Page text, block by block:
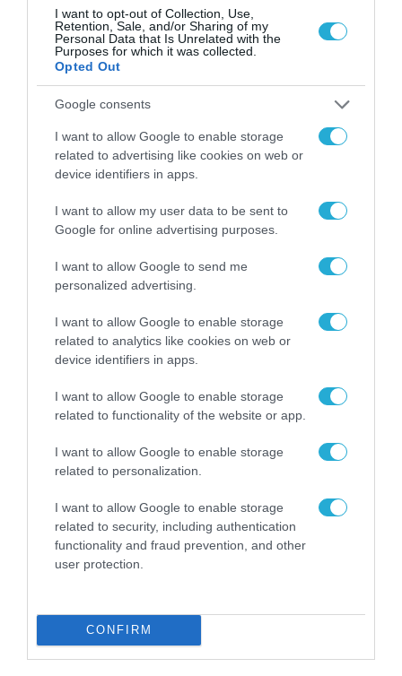
I want to opt-out of Collection, Use,
Retention, Sale, and/or Sharing of my
Personal Data that Is Unrelated with the
Purposes for which it was collected.
Opted Out
Google consents
I want to allow Google to enable storage
related to advertising like cookies on web or
device identifiers in apps.
I want to allow my user data to be sent to
Google for online advertising purposes.
I want to allow Google to send me
personalized advertising.
I want to allow Google to enable storage
related to analytics like cookies on web or
device identifiers in apps.
I want to allow Google to enable storage
related to functionality of the website or app.
I want to allow Google to enable storage
related to personalization.
I want to allow Google to enable storage
related to security, including authentication
functionality and fraud prevention, and other
user protection.
CONFIRM
ΟΙΚΟΝΟΜΙΑ
ΟΙΚΟΝΟΜΙΑ
ΑΑΔΕ: Διευκρινίσεις για τα πρόστιμα σε